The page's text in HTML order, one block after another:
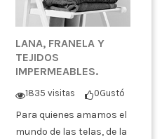
LANA, FRANELA Y
TEJIDOS
IMPERMEABLES.
1835 visitas 0Gustó
Para quienes amamos el
mundo de las telas, de la